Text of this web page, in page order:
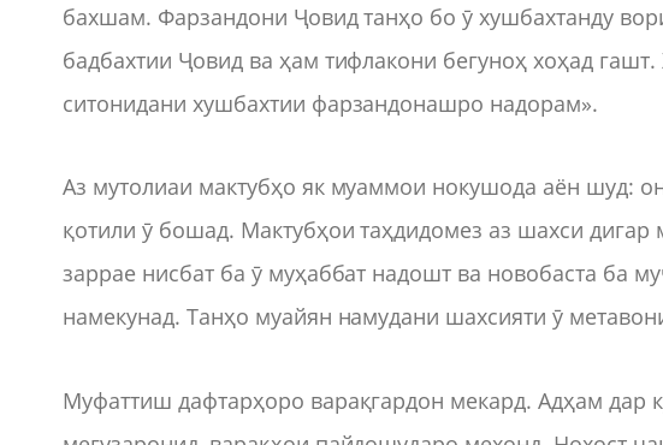
бахшам. Фарзандони Ҷовид танҳо бо ӯ хушбахтанду
бадбахтии Ҷовид ва ҳам тифлакони бегуноҳ хоҳад
ситонидани хушбахтии фарзандонашро надорам».
Аз мутолиаи мактубҳо як муаммои нокушода аён шуд:
қотили ӯ бошад. Мактубҳои таҳдидомез аз шахси
заррае нисбат ба ӯ муҳаббат надошт ва новобаста ба
намекунад. Танҳо муайян намудани шахсияти ӯ
Муфаттиш дафтарҳоро варақгардон мекард. Адҳам дар